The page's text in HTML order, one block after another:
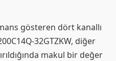
gösteren dört kanallı
32GTZKW, diğer
makul bir değer